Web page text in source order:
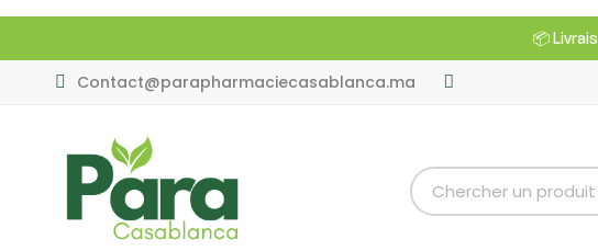
📦
Contact@parapharmaciecasablanca.ma